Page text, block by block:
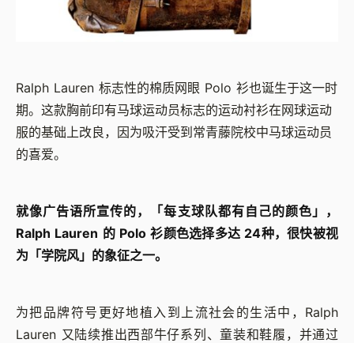
Ralph Lauren 标志性的棉质网眼 Polo 衫也诞生于这一时
期。这款胸前印有马球运动员标志的运动衬衫在网球运动
服的基础上改良，因为吸汗受到常青藤院校中马球运动员
的喜爱。
就像广告语所宣传的，「每支球队都有自己的颜色」，
Ralph Lauren 的 Polo 衫颜色选择多达 24种，很快被视
为「学院风」的象征之一。
为把品牌符号更好地植入到上流社会的生活中，Ralph
Lauren 又陆续推出西部牛仔系列、童装和鞋履，并通过